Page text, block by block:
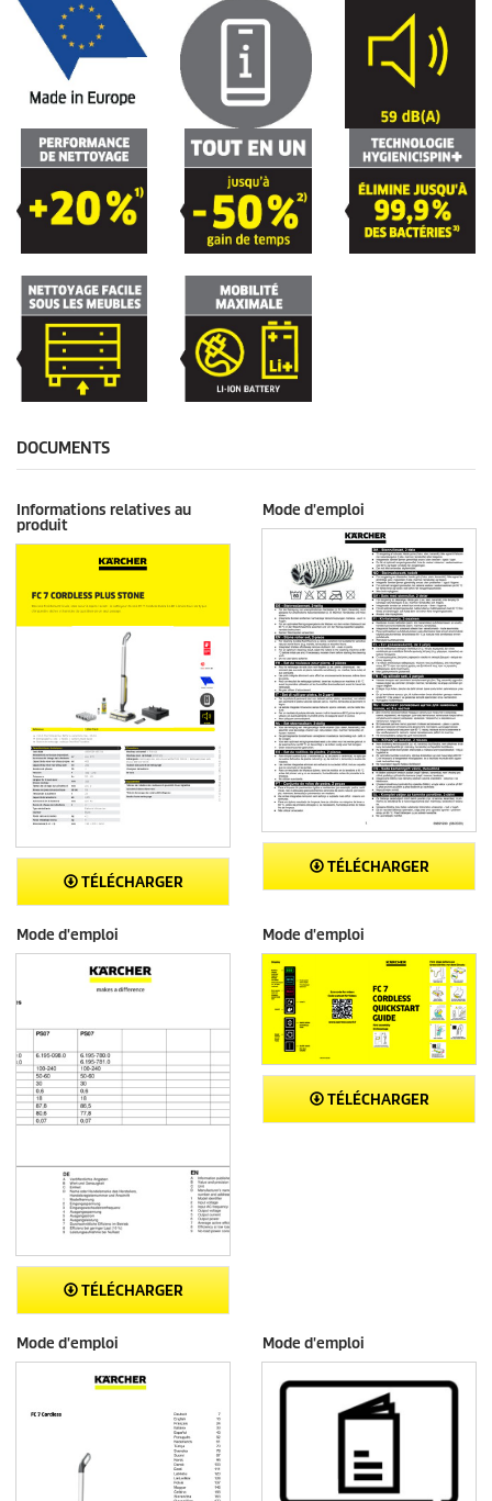
DOCUMENTS
Informations relatives au
produit
TÉLÉCHARGER
Mode d'emploi
TÉLÉCHARGER
Mode d'emploi
TÉLÉCHARGER
Mode d'emploi
TÉLÉCHARGER
Mode d'emploi Mode d'emploi